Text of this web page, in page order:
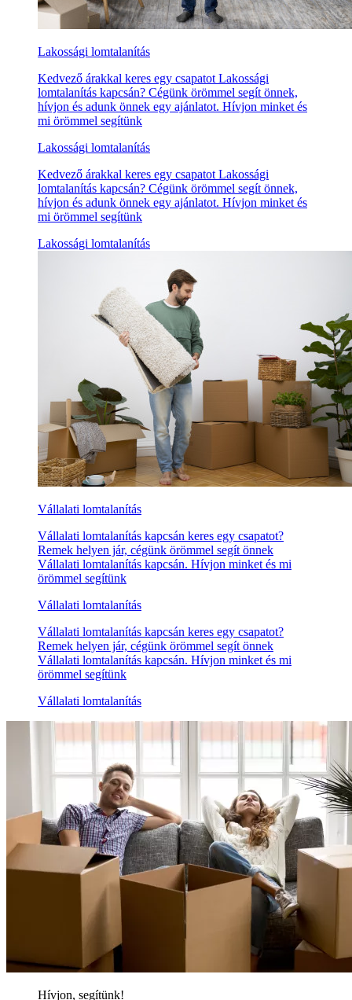
Lakossági lomtalanítás
Kedvező árakkal keres egy csapatot Lakossági
lomtalanítás kapcsán? Cégünk örömmel segít önnek,
hívjon és adunk önnek egy ajánlatot. Hívjon minket és
mi örömmel segítünk
Lakossági lomtalanítás
Kedvező árakkal keres egy csapatot Lakossági
lomtalanítás kapcsán? Cégünk örömmel segít önnek,
hívjon és adunk önnek egy ajánlatot. Hívjon minket és
mi örömmel segítünk
Lakossági lomtalanítás
Vállalati lomtalanítás
Vállalati lomtalanítás kapcsán keres egy csapatot?
Remek helyen jár, cégünk örömmel segít önnek
Vállalati lomtalanítás kapcsán. Hívjon minket és mi
örömmel segítünk
Vállalati lomtalanítás
Vállalati lomtalanítás kapcsán keres egy csapatot?
Remek helyen jár, cégünk örömmel segít önnek
Vállalati lomtalanítás kapcsán. Hívjon minket és mi
örömmel segítünk
Vállalati lomtalanítás
Hívjon, segítünk!